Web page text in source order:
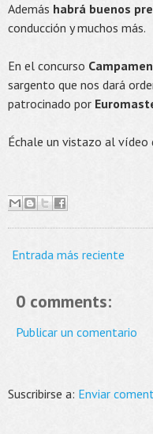
Además habrá buenos
conducción y muchos más.
En el concurso
sargento que nos dará
patrocinado por
Échale un vistazo al vídeo
Entrada más reciente
0 comments:
Publicar un comentario
Suscribirse a: Enviar